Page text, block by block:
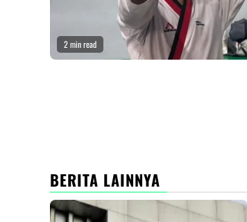
2 min read
BERITA LAINNYA